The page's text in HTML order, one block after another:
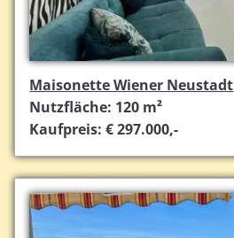
Maisonette Wiener Neustadt
Nutzfläche: 120 m²
Kaufpreis: € 297.000,-